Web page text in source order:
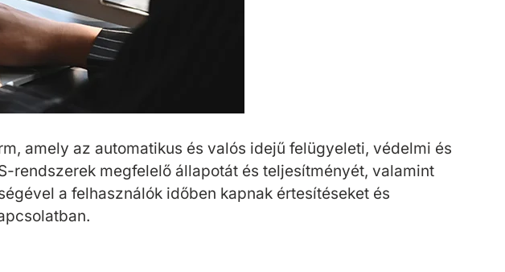
amely az automatikus és valós idejű felügyeleti, védelmi és
rendszerek megfelelő állapotát és teljesítményét, valamint
a felhasználók időben kapnak értesítéseket és